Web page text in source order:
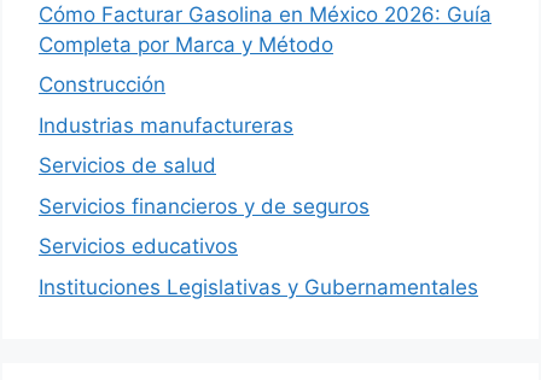
Cómo Facturar Gasolina en México 2026: Guía
Completa por Marca y Método
Construcción
Industrias manufactureras
Servicios de salud
Servicios financieros y de seguros
Servicios educativos
Instituciones Legislativas y Gubernamentales